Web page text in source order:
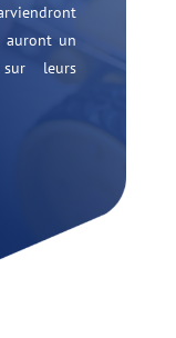
auront un
sur leurs